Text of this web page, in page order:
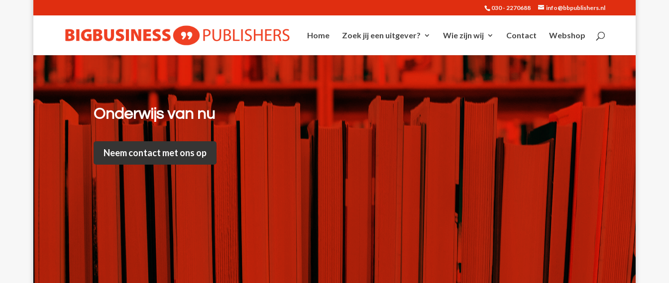
030 - 2270688 info@bbpublishers.nl
Home Zoek jij een uitgever? Wie zijn wij Contact Webshop
Onderwijs van nu
Neem contact met ons op